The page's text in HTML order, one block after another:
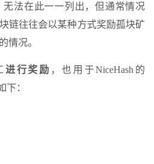
无法在此一一列出，但通常情况
链往往会以某种方式奖励孤块矿
情况。
进行奖励 ，也用于NiceHash的
下：